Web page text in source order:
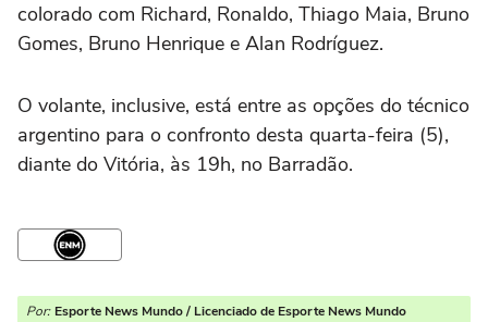
colorado com Richard, Ronaldo, Thiago Maia, Bruno
Gomes, Bruno Henrique e Alan Rodríguez.
O volante, inclusive, está entre as opções do técnico
argentino para o confronto desta quarta-feira (5),
diante do Vitória, às 19h, no Barradão.
Por: Esporte News Mundo / Licenciado de Esporte News Mundo